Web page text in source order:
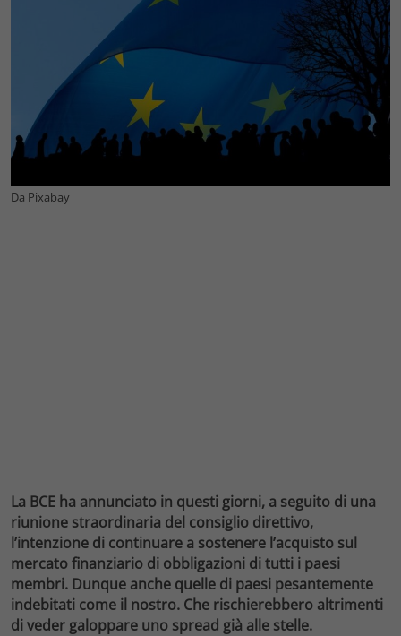
Da Pixabay
La BCE ha annunciato in questi giorni, a seguito di una
riunione straordinaria del consiglio direttivo,
l’intenzione di continuare a sostenere l’acquisto sul
mercato finanziario di obbligazioni di tutti i paesi
membri. Dunque anche quelle di paesi pesantemente
indebitati come il nostro. Che rischierebbero altrimenti
di veder galoppare uno spread già alle stelle.